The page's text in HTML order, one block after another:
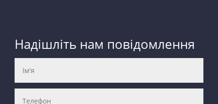
Надішліть нам повідомлення